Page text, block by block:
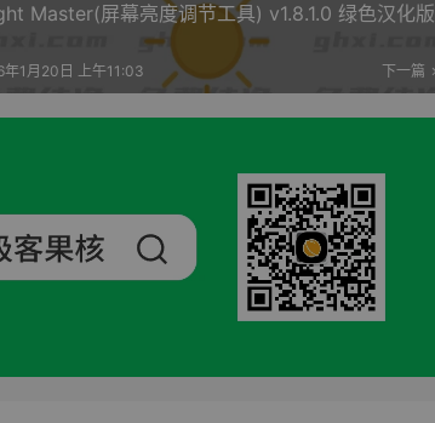
Master(屏幕亮度调节工具) v1.8.1.0 绿色汉化版
下一篇
年1月20日 上午11:03